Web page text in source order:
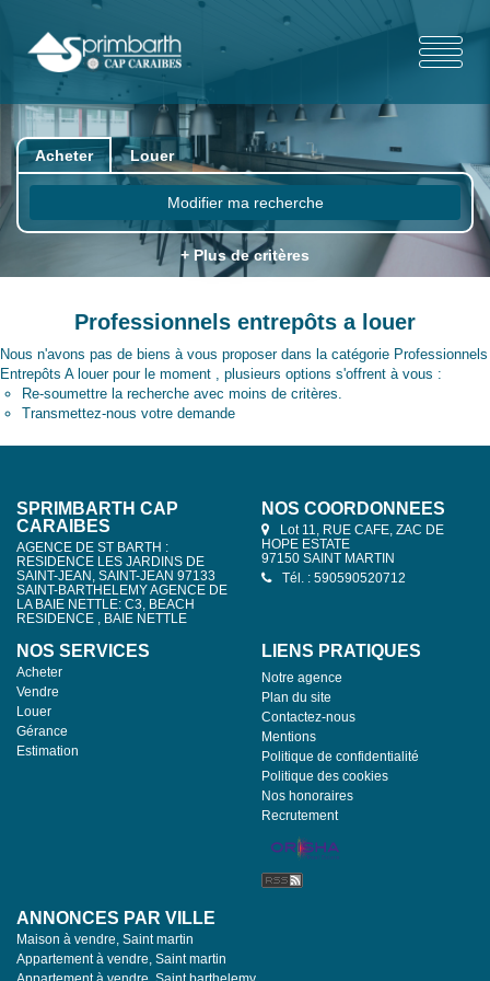
Acheter Louer
Modifier ma recherche
+ Plus de critères
Professionnels entrepôts a louer
Nous n'avons pas de biens à vous proposer dans la catégorie Professionnels
Entrepôts A louer pour le moment , plusieurs options s'offrent à vous :
Re-soumettre la recherche avec moins de critères.
Transmettez-nous votre demande
SPRIMBARTH CAP
CARAIBES
AGENCE DE ST BARTH :
RESIDENCE LES JARDINS DE
SAINT-JEAN, SAINT-JEAN 97133
SAINT-BARTHELEMY AGENCE DE
LA BAIE NETTLE: C3, BEACH
RESIDENCE , BAIE NETTLE
NOS COORDONNÉES
Lot 11, RUE CAFE, ZAC DE
HOPE ESTATE
97150 SAINT MARTIN
Tél. : 590590520712
NOS SERVICES
Acheter
Vendre
Louer
Gérance
Estimation
LIENS PRATIQUES
Notre agence
Plan du site
Contactez-nous
Mentions
Politique de confidentialité
Politique des cookies
Nos honoraires
Recrutement
ANNONCES PAR VILLE
Maison à vendre, Saint martin
Appartement à vendre, Saint martin